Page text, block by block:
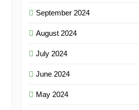
September 2024
August 2024
July 2024
June 2024
May 2024